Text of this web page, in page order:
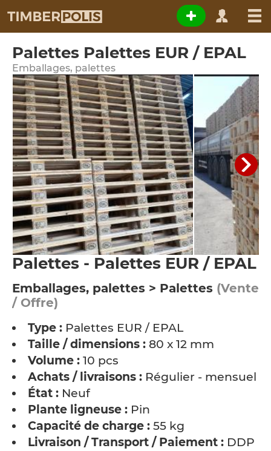
Palettes Palettes EUR / EPAL
Emballages, palettes
Palettes - Palettes EUR / EPAL
Emballages, palettes > Palettes (Vente
/ Offre)
Type : Palettes EUR / EPAL
Taille / dimensions : 80 x 12 mm
Volume : 10 pcs
Achats / livraisons : Régulier - mensuel
État : Neuf
Plante ligneuse : Pin
Capacité de charge : 55 kg
Livraison / Transport / Paiement : DDP